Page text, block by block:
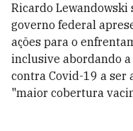
Ricardo Lewandowski
governo federal
ações para o
inclusive abordando
contra Covid-19 a ser
"maior cobertura